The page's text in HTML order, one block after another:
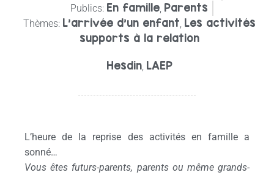
Publics: En famille, Parents
Thèmes: L'arrivée d'un enfant Les activités
supports à la relation
Hesdin LAEP
L’heure de la reprise des activités en famille a
sonné…
Vous êtes futurs-parents, parents ou même grands-